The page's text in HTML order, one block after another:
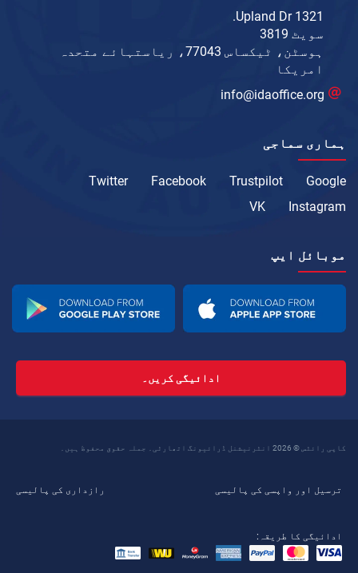
1321 Upland Dr.
سویٹ 3819
ہوسٹن، ٹیکساس 77043، ریاستہائے متحدہ
امریکا
info@idaoffice.org
ہماری سماجی
Google
Trustpilot
Facebook
Twitter
Instagram
VK
موبائل ایپ
ادائیگی کریں۔
کاپی رائٹس © 2026 انٹرنیشنل ڈرائیونگ اتھارٹی۔ جملہ حقوق محفوظ ہیں۔
ترسیل اور واپسی کی پالیسی رازداری کی پالیسی
ادائیگی کا طریقہ: